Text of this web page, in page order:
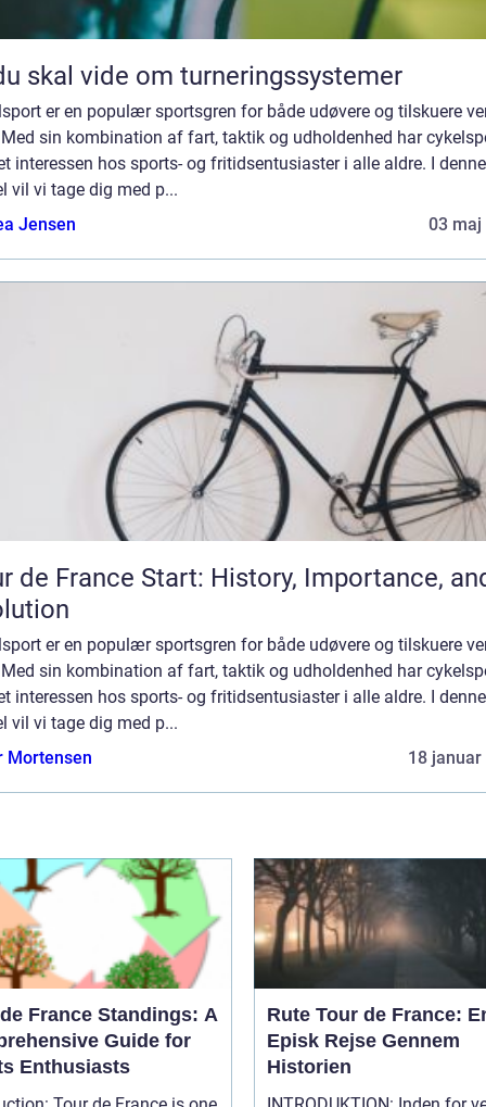
skal vide om turneringssystemer
er en populær sportsgren for både udøvere og tilskuere
Med sin kombination af fart, taktik og udholdenhed har
interessen hos sports- og fritidsentusiaster i alle aldre. I denne
vil vi tage dig med p...
Jensen
03 maj
de France Start: History, Importance,
er en populær sportsgren for både udøvere og tilskuere
Med sin kombination af fart, taktik og udholdenhed har
interessen hos sports- og fritidsentusiaster i alle aldre. I denne
vil vi tage dig med p...
Mortensen
18 januar
France Standings: A
Guide for
Enthusiasts
Rute Tour de France:
Episk Rejse Gennem
Historien